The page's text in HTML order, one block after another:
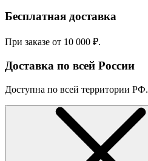
Бесплатная доставка
При заказе от 10 000 ₽.
Доставка по всей России
Доступна по всей территории РФ.